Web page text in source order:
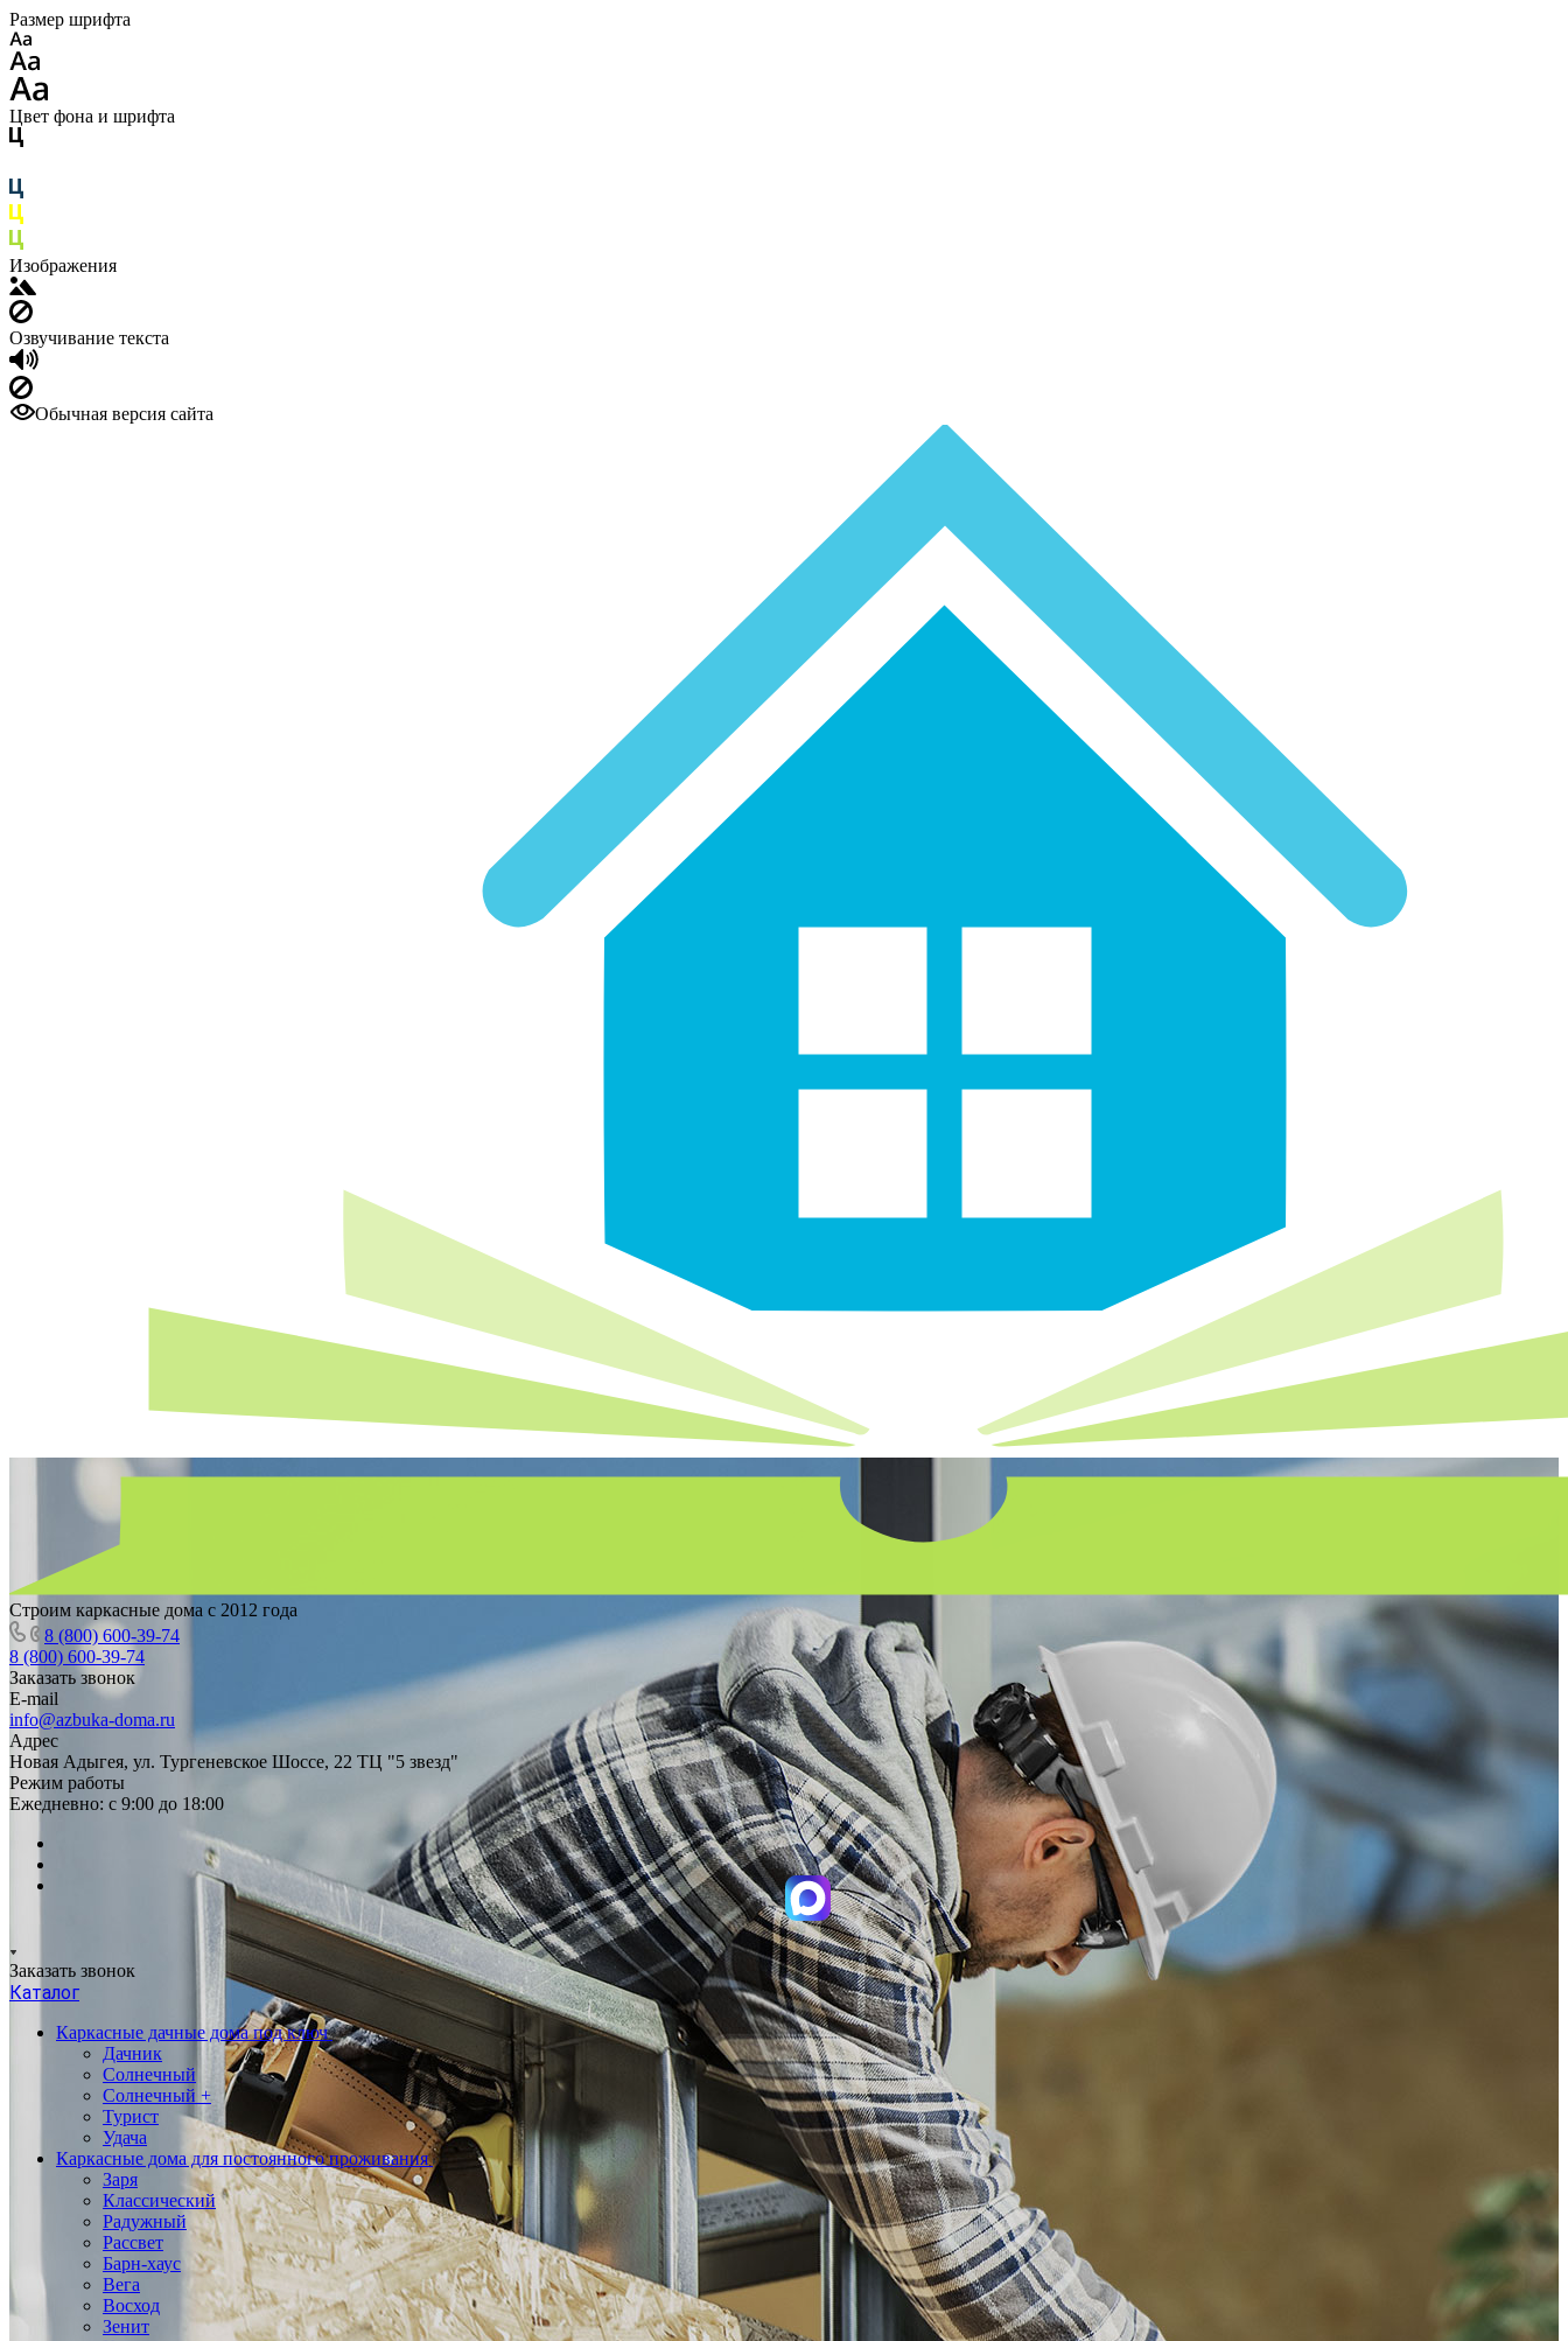
Размер шрифта
Цвет фона и шрифта
Изображения
Озвучивание текста
Обычная версия сайта
Строим каркасные дома с 2012 года
8 (800) 600-39-74
8 (800) 600-39-74
Заказать звонок
E-mail
info@azbuka-doma.ru
Адрес
Новая Адыгея, ул. Тургеневское Шоссе, 22 ТЦ "5 звезд"
Режим работы
Ежедневно: с 9:00 до 18:00
Заказать звонок
Каталог
Каркасные дачные дома под ключ
Дачник
Солнечный
Солнечный +
Турист
Удача
Каркасные дома для постоянного проживания
Заря
Классический
Радужный
Рассвет
Барн-хаус
Вега
Восход
Зенит